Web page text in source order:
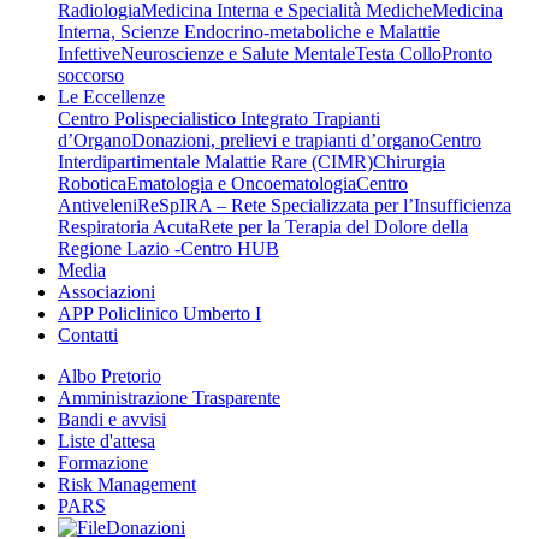
RadiologiaMedicina Interna e Specialità MedicheMedicina
Interna, Scienze Endocrino-metaboliche e Malattie
InfettiveNeuroscienze e Salute MentaleTesta ColloPronto
soccorso
Le Eccellenze
Centro Polispecialistico Integrato Trapianti
d’OrganoDonazioni, prelievi e trapianti d’organoCentro
Interdipartimentale Malattie Rare (CIMR)Chirurgia
RoboticaEmatologia e OncoematologiaCentro
AntiveleniReSpIRA – Rete Specializzata per l’Insufficienza
Respiratoria AcutaRete per la Terapia del Dolore della
Regione Lazio -Centro HUB
Media
Associazioni
APP Policlinico Umberto I
Contatti
Albo Pretorio
Amministrazione Trasparente
Bandi e avvisi
Liste d'attesa
Formazione
Risk Management
PARS
Donazioni